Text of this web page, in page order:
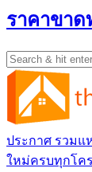
ราคาขาด
ประกาศ รวมแ
ใหม่ครบทุกโค